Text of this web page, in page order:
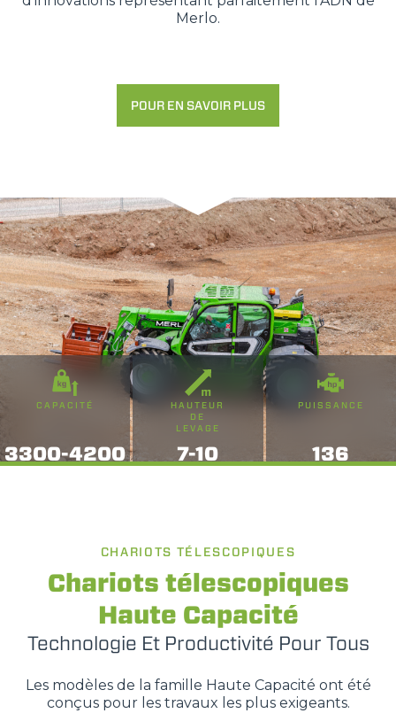
Merlo.
POUR EN SAVOIR PLUS
CAPACITÉ
3300-4200
HAUTEUR
DE
LEVAGE
7-10
PUISSANCE
136
CHARIOTS TÉLESCOPIQUES
Chariots télescopiques
Haute Capacité
Technologie Et Productivité Pour Tous
Les modèles de la famille Haute Capacité ont été
conçus pour les travaux les plus exigeants.